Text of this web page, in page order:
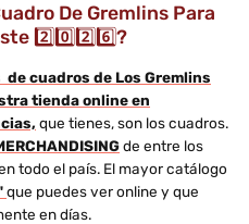
De Gremlins Para
2️⃣0️⃣2️⃣6️⃣?
cuadros de Los Gremlins
tienda online en
que tienes, son los cuadros.
de entre los
todo el país. El mayor catálogo
que puedes ver online y que
en días.